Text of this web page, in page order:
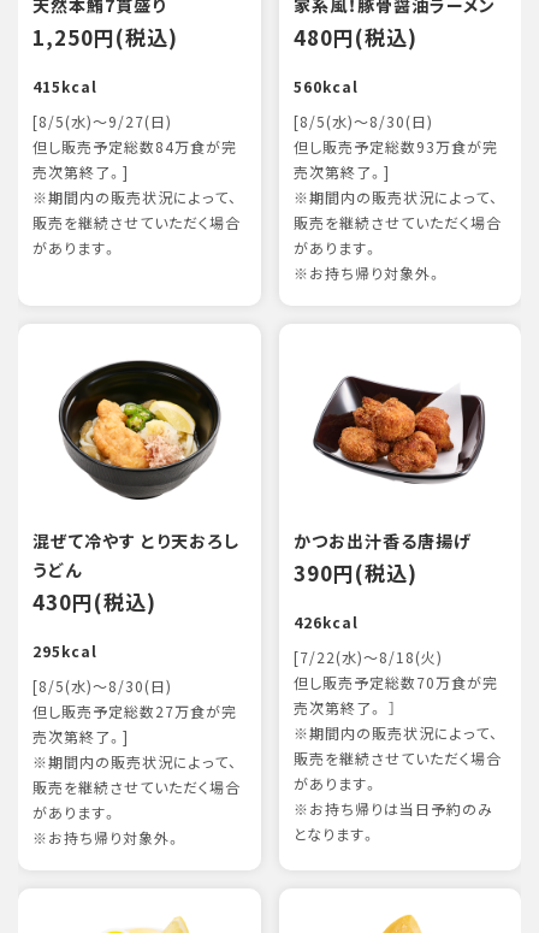
天然本鮪7貫盛り
1,250円(税込)
415kcal
[8/5(水)～9/27(日)
但し販売予定総数84万食が完
売次第終了。]
※期間内の販売状況によって、
販売を継続させていただく場合
があります。
家系風！豚骨醤油ラーメン
480円(税込)
560kcal
[8/5(水)～8/30(日)
但し販売予定総数93万食が完
売次第終了。]
※期間内の販売状況によって、
販売を継続させていただく場合
があります。
※お持ち帰り対象外。
混ぜて冷やす とり天おろし
うどん
430円(税込)
295kcal
[8/5(水)～8/30(日)
但し販売予定総数27万食が完
売次第終了。]
※期間内の販売状況によって、
販売を継続させていただく場合
があります。
※お持ち帰り対象外。
かつお出汁香る唐揚げ
390円(税込)
426kcal
[7/22(水)～8/18(火)
但し販売予定総数70万食が完
売次第終了。 ］
※期間内の販売状況によって、
販売を継続させていただく場合
があります。
※お持ち帰りは当日予約のみ
となります。